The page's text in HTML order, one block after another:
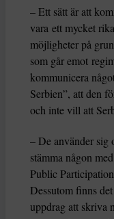
– Ett sätt är att
vara ett mycket
möjligheter på
som går emot
kommunicera
Serbien”, att den
och inte vill att
– De använder sig
stämma någon
Public
Dessutom finns
uppdrag att skriva